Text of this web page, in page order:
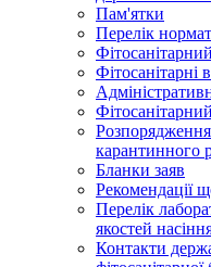
Пам'ятки
Перелік
Фітосанітарні
карантинного
Бланки заяв
Рекомендації
Перелік
якостей
Контакти